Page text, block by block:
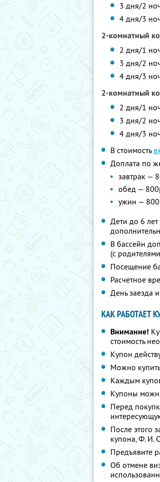
3 дня/2
4 дня/3
2-комнатный
2 дня/1
3 дня/2
4 дня/3
2-комнатный
2 дня/1
3 дня/2
4 дня/3
В стоимость
Доплата по
завтрак —
обед —
ужин —
Дети до 6
В бассейн
(с
Посещение
Расчетное
День заезда
КАК РАБОТАЕТ
Внимание!
стоимость
Купон
Можно
Каждым
Купоны
Перед
После этого
купона,Ф. И.
Предъявите
Об отмене